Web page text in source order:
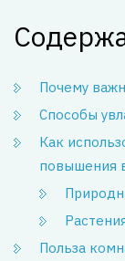
Почему
Способы
Как
повышения
Польза